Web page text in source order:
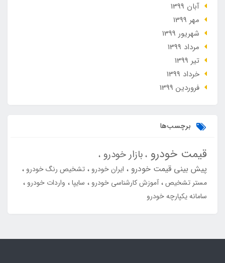
آبان 1399
مهر 1399
شهریور 1399
مرداد 1399
تير 1399
خرداد 1399
فروردین 1399
برچسب‌ها
قیمت خودرو بازار خودرو
پیش بینی قیمت خودرو ایران خودرو
تشخیص رنگ خودرو
مستر تشخیص آموزش کارشناسی خودرو سایپا
واردات خودرو
سامانه یکپارچه خودرو